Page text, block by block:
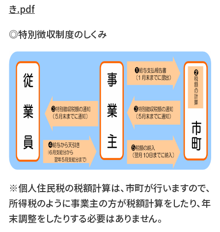
き.pdf
◎特別徴収制度のしくみ
※個人住民税の税額計算は、市町が行いますので、
所得税のように事業主の方が税額計算をしたり、年
末調整をしたりする必要はありません。